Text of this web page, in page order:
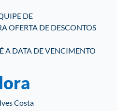
DE
OFERTA DE DESCONTOS
A DATA DE VENCIMENTO
Costa